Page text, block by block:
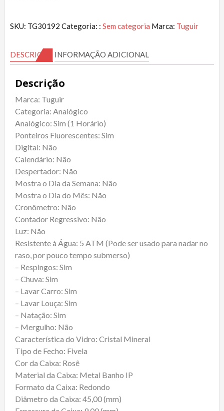
SKU: TG30192 Categoria: : Sem categoria Marca: Tuguir
DESCRIÇÃO INFORMAÇÃO ADICIONAL
Descrição
Marca: Tuguir
Categoria: Analógico
Analógico: Sim (1 Horário)
Ponteiros Fluorescentes: Sim
Digital: Não
Calendário: Não
Despertador: Não
Mostra o Dia da Semana: Não
Mostra o Dia do Mês: Não
Cronômetro: Não
Contador Regressivo: Não
Luz: Não
Resistente à Água: 5 ATM (Pode ser usado para nadar no
raso, por pouco tempo submerso)
– Respingos: Sim
– Chuva: Sim
– Lavar Carro: Sim
– Lavar Louça: Sim
– Natação: Sim
– Mergulho: Não
Característica do Vidro: Cristal Mineral
Tipo de Fecho: Fivela
Cor da Caixa: Rosê
Material da Caixa: Metal Banho IP
Formato da Caixa: Redondo
Diâmetro da Caixa: 45,00 (mm)